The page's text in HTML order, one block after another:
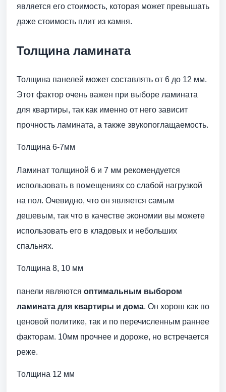
является его стоимость, которая может превышать
даже стоимость плит из камня.
Толщина ламината
Толщина панелей может составлять от 6 до 12 мм.
Этот фактор очень важен при выборе ламината
для квартиры, так как именно от него зависит
прочность ламината, а также звукопоглащаемость.
Толщина 6-7мм
Ламинат толщиной 6 и 7 мм рекомендуется
использовать в помещениях со слабой нагрузкой
на пол. Очевидно, что он является самым
дешевым, так что в качестве экономии вы можете
использовать его в кладовых и небольших
спальнях.
Толщина 8, 10 мм
панели являются оптимальным выбором
ламината для квартиры и дома. Он хорош как по
ценовой политике, так и по перечисленным раннее
факторам. 10мм прочнее и дороже, но встречается
реже.
Толщина 12 мм